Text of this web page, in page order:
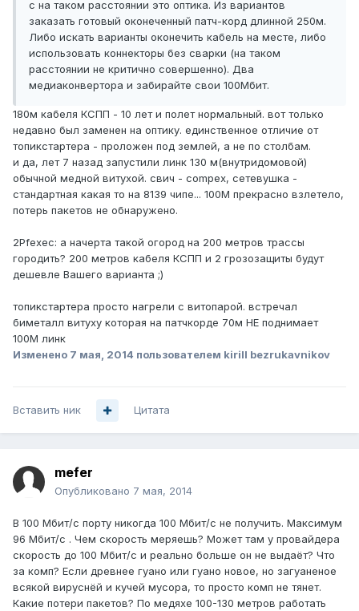
с на таком расстоянии это оптика. Из вариантов
заказать готовый оконеченный патч-корд длинной 250м.
Либо искать варианты оконечить кабель на месте, либо
использовать коннекторы без сварки (на таком
расстоянии не критично совершенно). Два
медиаконвертора и забирайте свои 100Мбит.
180м кабеля КСПП - 10 лет и полет нормальный. вот только
недавно был заменен на оптику. единственное отличие от
топикстартера - проложен под землей, а не по столбам.
и да, лет 7 назад запустили линк 130 м(внутридомовой)
обычной медной витухой. свич - compex, сетевушка -
стандартная какая то на 8139 чипе... 100M прекрасно взлетело,
потерь пакетов не обнаружено.
2Pfexeс: а начерта такой огород на 200 метров трассы
городить? 200 метров кабеля КСПП и 2 грозозащиты будут
дешевле Вашего варианта ;)
топикстартера просто нагрели с витопарой. встречал
биметалл витуху которая на патчкорде 70м НЕ поднимает
100M линк
Изменено 7 мая, 2014 пользователем kirill bezrukavnikov
Вставить ник Цитата
mefer
Опубликовано 7 мая, 2014
В 100 Мбит/с порту никогда 100 Мбит/с не получить. Максимум
96 Мбит/с . Чем скорость меряешь? Может там у провайдера
скорость до 100 Мбит/с и реально больше он не выдаёт? Что
за комп? Если древнее гуано или гуано новое, но загуаненое
всякой вируснёй и кучей мусора, то просто комп не тянет.
Какие потери пакетов? По медяхе 100-130 метров работать